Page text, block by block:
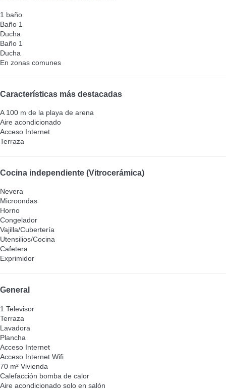
1 baño
Baño 1
Ducha
Baño 1
Ducha
En zonas comunes
Características más destacadas
A 100 m de la playa de arena
Aire acondicionado
Acceso Internet
Terraza
Cocina independiente (Vitrocerámica)
Nevera
Microondas
Horno
Congelador
Vajilla/Cubertería
Utensilios/Cocina
Cafetera
Exprimidor
General
1 Televisor
Terraza
Lavadora
Plancha
Acceso Internet
Acceso Internet Wifi
70 m² Vivienda
Calefacción bomba de calor
Aire acondicionado solo en salón